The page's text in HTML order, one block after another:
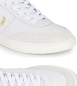
115
SPARTOO.fr